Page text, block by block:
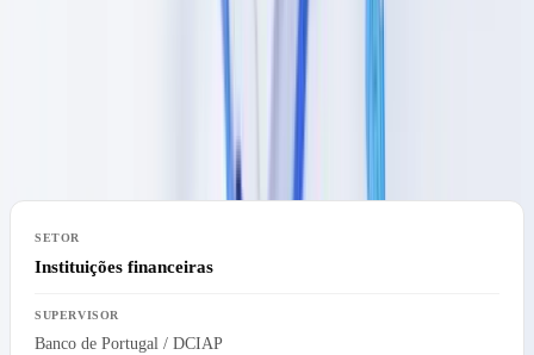
Instituições financeiras
Banco de Portugal / DCIAP